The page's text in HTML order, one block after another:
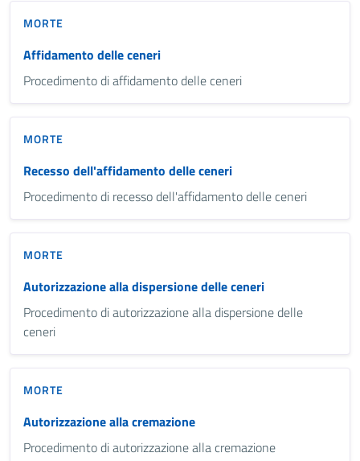
MORTE
Affidamento delle ceneri
Procedimento di affidamento delle ceneri
MORTE
Recesso dell'affidamento delle ceneri
Procedimento di recesso dell'affidamento delle ceneri
MORTE
Autorizzazione alla dispersione delle ceneri
Procedimento di autorizzazione alla dispersione delle
ceneri
MORTE
Autorizzazione alla cremazione
Procedimento di autorizzazione alla cremazione